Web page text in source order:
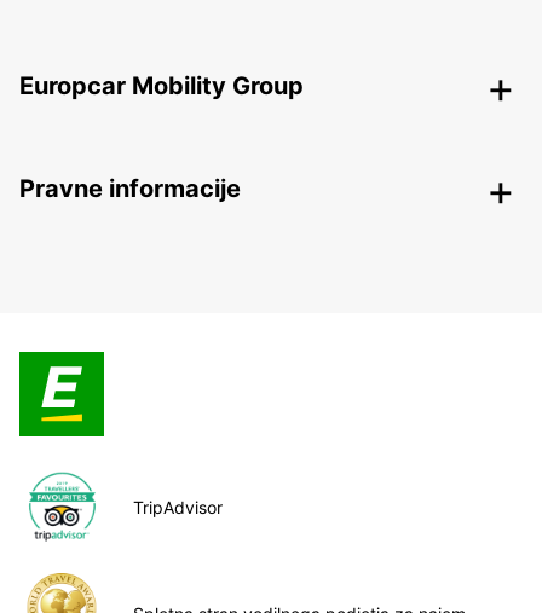
Europcar Mobility Group
Pravne informacije
TripAdvisor